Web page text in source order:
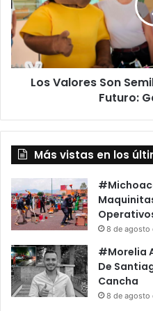
Que
Florecen
En
Un
Futuro:
GabyLos Valores Son
Futuro:
Más vistas en los
8 de agosto
#Morelia
De
Cancha
8 de agosto